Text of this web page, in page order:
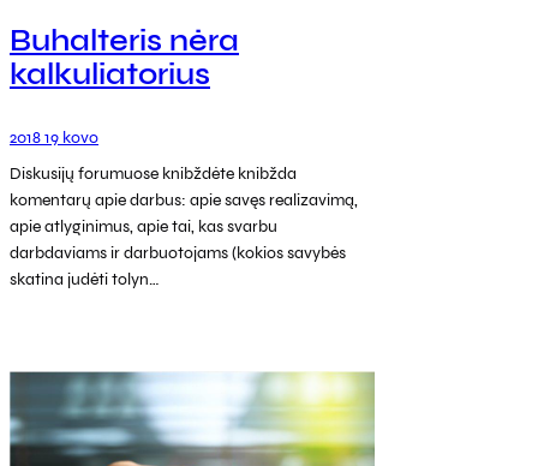
Buhalteris nėra
kalkuliatorius
2018 19 kovo
Diskusijų forumuose knibždėte knibžda
komentarų apie darbus: apie savęs realizavimą,
apie atlyginimus, apie tai, kas svarbu
darbdaviams ir darbuotojams (kokios savybės
skatina judėti tolyn…